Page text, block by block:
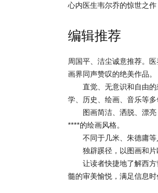
心内医生韦尔乔的惊世之
编辑推荐
周国平、洁尘诚意推荐。
画界同声赞叹的绝美作品。
直觉、无意识和自由的
学、历史、绘画、音乐等
图画简洁、洒脱、漂亮
****的绘画风格。
不同于几米、朱德庸等
独辟蹊径，以图画和片
让读者快捷地了解西方
髓的审美愉悦，满足信息时